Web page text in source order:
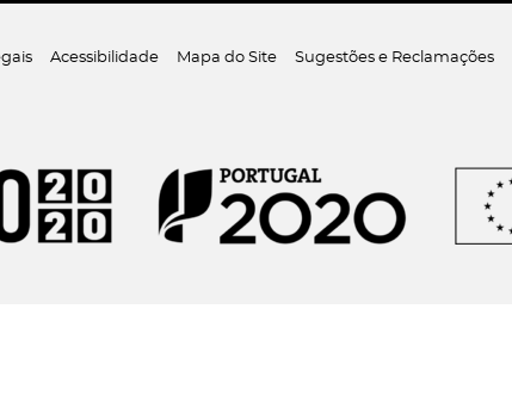
Acessibilidade Mapa do Site Sugestões e Reclamações